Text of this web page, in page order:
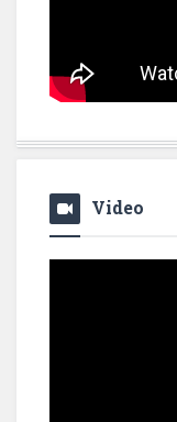
Video